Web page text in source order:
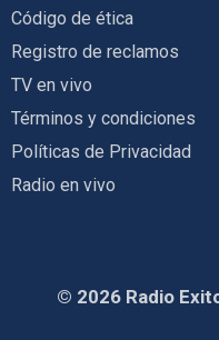
Código de ética
Registro de reclamos
TV en vivo
Términos y condiciones
Políticas de Privacidad
Radio en vivo
© 2026 Radio